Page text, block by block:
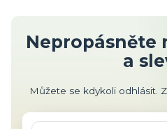
Nepropásněte
a
Můžete se kdykoli odhlásit.